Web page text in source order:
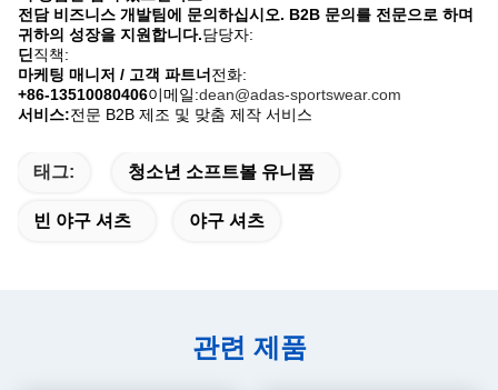
전담 비즈니스 개발팀에 문의하십시오. B2B 문의를 전문으로 하며
귀하의 성장을 지원합니다.담당자:
딘직책:
마케팅 매니저 / 고객 파트너 전화:
+86-13510080406이메일:dean@adas-sportswear.com
서비스:전문 B2B 제조 및 맞춤 제작 서비스
태그: 청소년 소프트볼 유니폼
빈 야구 셔츠 야구 셔츠
관련 제품